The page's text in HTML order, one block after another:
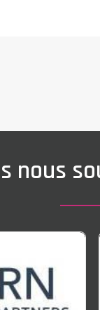
nous